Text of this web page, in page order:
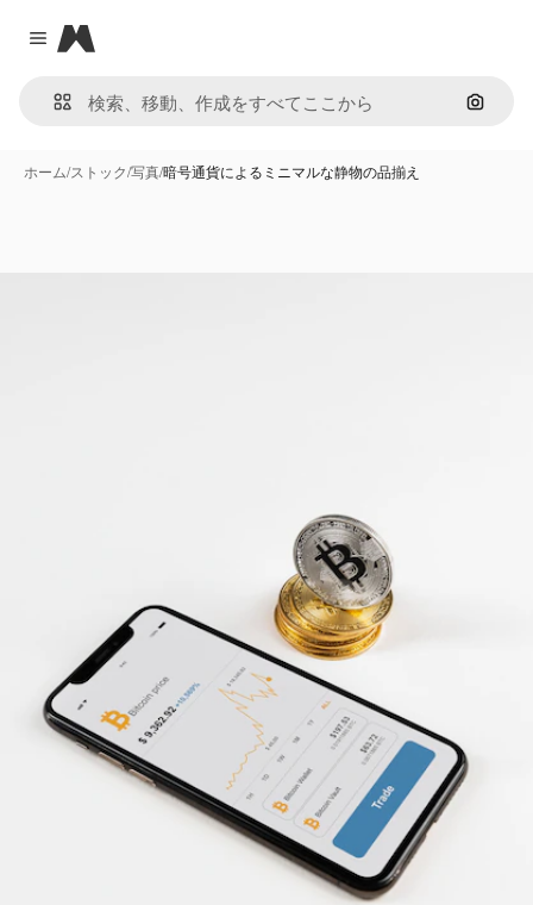
Close menu
Magnific
画像で
ホーム/ストック/写真/暗号通貨によるミニマルな静物の品揃え